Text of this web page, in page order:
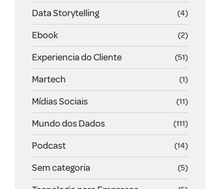
Data Storytelling (4)
Ebook (2)
Experiencia do Cliente (51)
Martech (1)
Mídias Sociais (11)
Mundo dos Dados (111)
Podcast (14)
Sem categoria (5)